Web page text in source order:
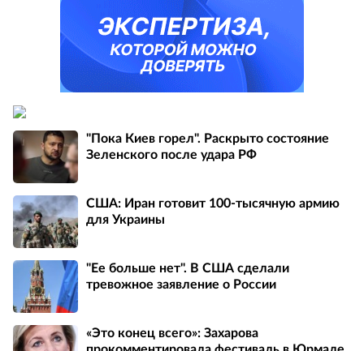
"Пока Киев горел". Раскрыто состояние
Зеленского после удара РФ
США: Иран готовит 100-тысячную армию
для Украины
"Ее больше нет". В США сделали
тревожное заявление о России
«Это конец всего»: Захарова